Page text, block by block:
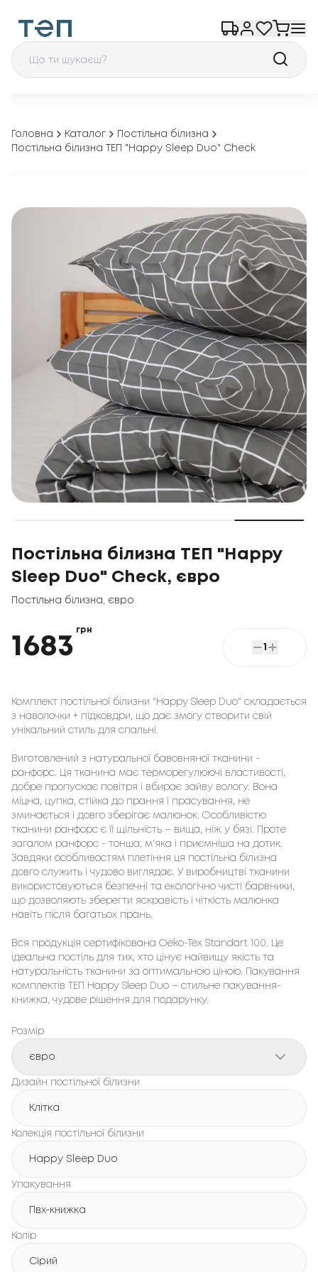
Головна Каталог
Постільна білизна
Постільна білизна ТЕП "Happy Sleep Duo" Check
Постільна білизна ТЕП "Happy
Sleep Duo" Check, євро
Постільна білизна євро
1683
грн
1
Комплект постільної білизни "Happy Sleep Duo" складається
з наволочки + підковдри, що дає змогу створити свій
унікальний стиль для спальні.
Виготовлений з натуральної бавовняної тканини -
ранфорс. Ця тканина має терморегулюючі властивості,
добре пропускає повітря і вбирає зайву вологу. Вона
міцна, цупка, стійка до прання і прасування, не
зминається і довго зберігає малюнок. Особливістю
тканини ранфорс є її щільність – вища, ніж у бязі. Проте
загалом ранфорс - тонша, м'яка і приємніша на дотик.
Завдяки особливостям плетіння ця постільна білизна
довго служить і чудово виглядає. У виробництві тканини
використовуються безпечні та екологічно чисті барвники,
що дозволяють зберегти яскравість і чіткість малюнка
навіть після багатьох прань.
Вся продукція сертифікована Oeko-Tex Standart 100. Це
ідеальна постіль для тих, хто цінує найвищу якість та
натуральність тканини за оптимальною ціною. Пакування
комплектів ТЕП Happy Sleep
Duo – стильне пакування-
книжка, чудове рішення для подарунку.
Розмір
євро
Дизайн постільної білизни
Клітка
Колекція постільної білизни
Happy Sleep Duo
Упакування
Пвх-книжка
Колір
Сірий